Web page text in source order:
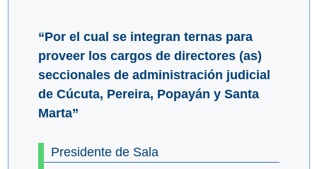
“Por el cual se integran ternas para
proveer los cargos de directores (as)
seccionales de administración judicial
de Cúcuta, Pereira, Popayán y Santa
Marta”
Presidente de Sala